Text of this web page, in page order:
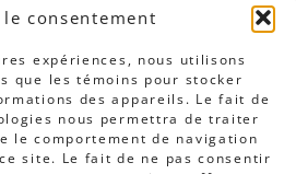
le consentement
expériences, nous utilisons
que les témoins pour stocker
des appareils. Le fait de
nous permettra de traiter
le comportement de navigation
site. Le fait de ne pas consentir